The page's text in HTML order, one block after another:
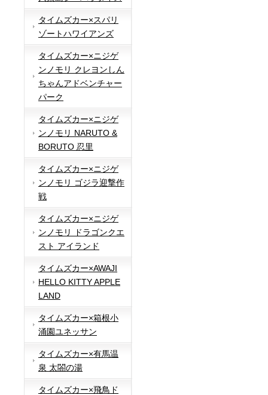
タイムズカー×スパリ
ゾートハワイアンズ
タイムズカー×ニジゲ
ンノモリ クレヨンしん
ちゃんアドベンチャー
パーク
タイムズカー×ニジゲ
ンノモリ NARUTO &
BORUTO 忍里
タイムズカー×ニジゲ
ンノモリ ゴジラ迎撃作
戦
タイムズカー×ニジゲ
ンノモリ ドラゴンクエ
スト アイランド
タイムズカー×AWAJI
HELLO KITTY APPLE
LAND
タイムズカー×箱根小
涌園ユネッサン
タイムズカー×有馬温
泉 太閤の湯
タイムズカー×飛鳥ド